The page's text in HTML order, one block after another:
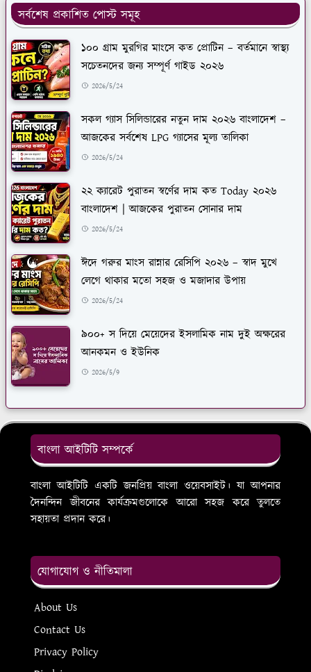
সর্বশেষ প্রকাশিত পোস্ট সমূহ
১০০ গ্রাম মুরগির মাংসে কত প্রোটিন – বর্তমানে স্বাস্থ্য
সচেতনদের জন্য সম্পূর্ণ গাইড ২০২৬
2026/5/24
সকল গ্যাস সিলিন্ডারের নতুন দাম ২০২৬ বাংলাদেশ –
আজকের সর্বশেষ LPG গ্যাসের মূল্য তালিকা
2026/5/24
২২ ক্যারেট পুরাতন স্বর্ণের দাম কত Today ২০২৬
বাংলাদেশ | আজকের পুরাতন সোনার দাম
2026/5/24
ঈদে গরুর মাংস রান্নার রেসিপি ২০২৬ – স্বাদ মুখে
লেগে থাকার মতো সহজ ও মজাদার উপায়
2026/5/24
৯০০+ স দিয়ে মেয়েদের ইসলামিক নাম দুই অক্ষরের
আনকমন ও ইউনিক
2026/5/9
বাংলা আইটিটি সম্পর্কে
বাংলা আইটিটি একটি জনপ্রিয় বাংলা ওয়েবসাইট। যা আপনার
দৈনন্দিন জীবনের কার্যক্রমগুলোকে আরো সহজ করে তুলতে
সহায়তা প্রদান করে।
যোগাযোগ ও নীতিমালা
About Us
Contact Us
Privacy Policy